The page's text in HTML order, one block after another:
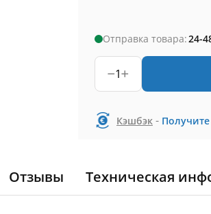
Отправка товара:24-
1
Кэшбэк - Получите
Отзывы Техническая